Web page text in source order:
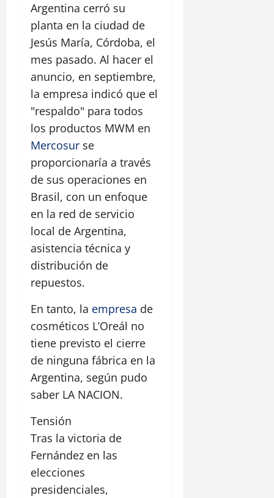
Argentina cerró su
planta en la ciudad de
Jesús María, Córdoba, el
mes pasado. Al hacer el
anuncio, en septiembre,
la empresa indicó que el
"respaldo" para todos
los productos MWM en
Mercosur se
proporcionaría a través
de sus operaciones en
Brasil, con un enfoque
en la red de servicio
local de Argentina,
asistencia técnica y
distribución de
repuestos.
En tanto, la empresa de
cosméticos L’Oreál no
tiene previsto el cierre
de ninguna fábrica en la
Argentina, según pudo
saber LA NACION.
Tensión
Tras la victoria de
Fernández en las
elecciones
presidenciales,